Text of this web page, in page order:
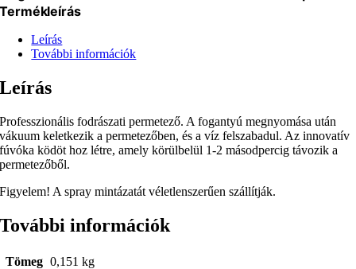
Termékleírás
Leírás
További információk
Leírás
Professzionális fodrászati permetező. A fogantyú megnyomása után
vákuum keletkezik a permetezőben, és a víz felszabadul. Az innovatív
fúvóka ködöt hoz létre, amely körülbelül 1-2 másodpercig távozik a
permetezőből.
Figyelem! A spray mintázatát véletlenszerűen szállítják.
További információk
Tömeg 0,151 kg